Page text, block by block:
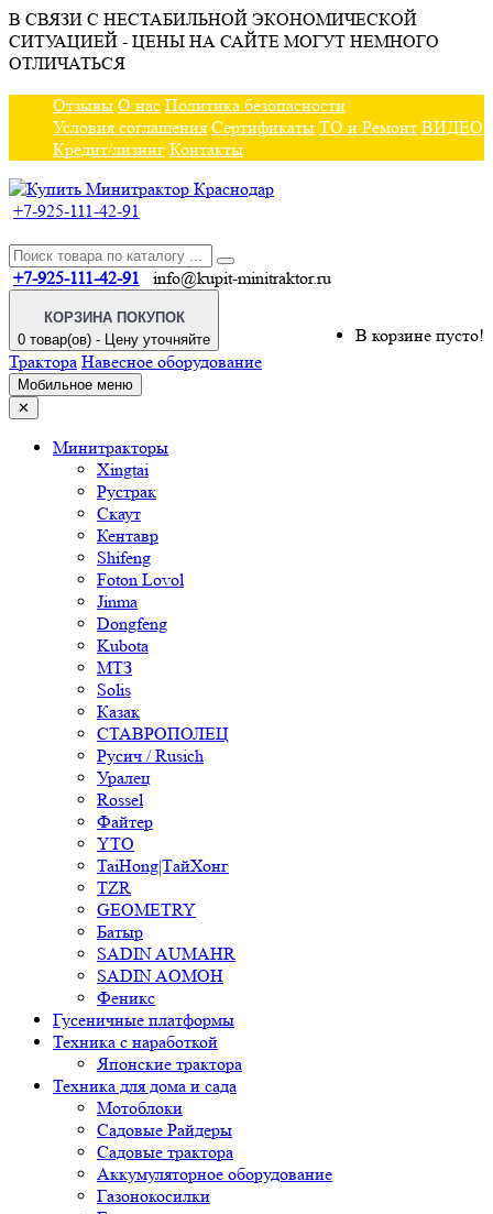
В СВЯЗИ С НЕСТАБИЛЬНОЙ ЭКОНОМИЧЕСКОЙ
СИТУАЦИЕЙ - ЦЕНЫ НА САЙТЕ МОГУТ НЕМНОГО
ОТЛИЧАТЬСЯ
Отзывы О нас Политика безопасности
Условия соглашения Сертификаты ТО и Ремонт ВИДЕО
Кредит/лизинг Контакты
+7-925-111-42-91
+7-925-111-42-91 info@kupit-minitraktor.ru
КОРЗИНА ПОКУПОК
0 товар(ов) - Цену уточняйте
В корзине пусто!
Трактора Навесное оборудование
Мобильное меню
✕
Минитракторы
Xingtai
Рустрак
Скаут
Кентавр
Shifeng
Foton Lovol
Jinma
Dongfeng
Kubota
МТЗ
Solis
Казак
СТАВРОПОЛЕЦ
Русич / Rusich
Уралец
Rossel
Файтер
YTO
TaiHong|ТайХонг
TZR
GEOMETRY
Батыр
SADIN AUMAHR
SADIN AOMOH
Феникс
Гусеничные платформы
Техника с наработкой
Японские трактора
Техника для дома и сада
Мотоблоки
Садовые Райдеры
Садовые трактора
Аккумуляторное оборудование
Газонокосилки